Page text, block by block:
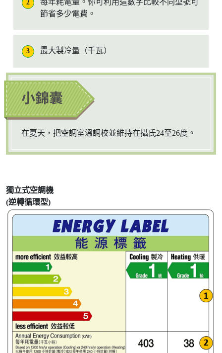
2
每年耗電量。你可利用這數字比較不同型號可
節省多少電費。
3 最大製冷量（千瓦）
在夏天，把空調室溫調校並維持在攝氏24至26度。
獨立式空調機
(逆轉循環型)